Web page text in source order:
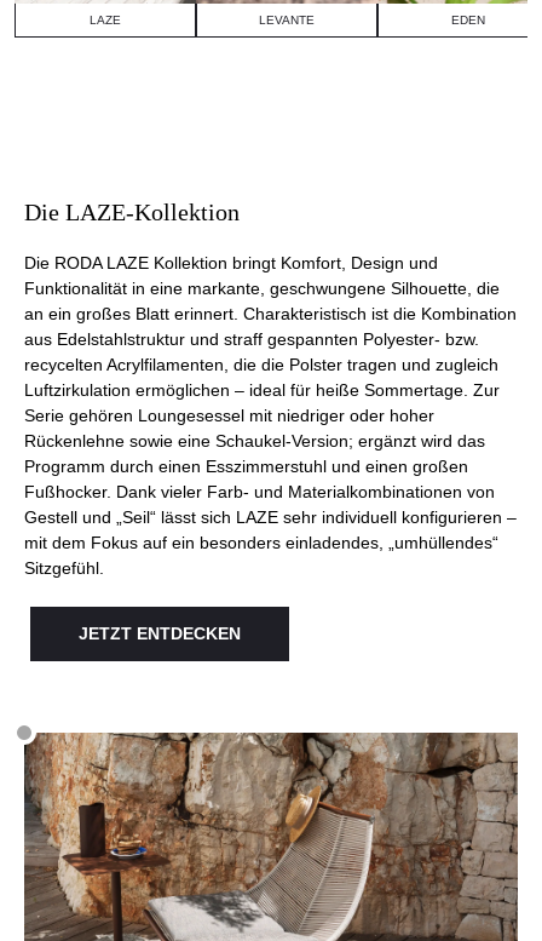
LAZE LEVANTE EDEN
Die LAZE-Kollektion
Die RODA LAZE Kollektion bringt Komfort, Design und
Funktionalität in eine markante, geschwungene Silhouette, die
an ein großes Blatt erinnert. Charakteristisch ist die Kombination
aus Edelstahlstruktur und straff gespannten Polyester- bzw.
recycelten Acrylfilamenten, die die Polster tragen und zugleich
Luftzirkulation ermöglichen – ideal für heiße Sommertage. Zur
Serie gehören Loungesessel mit niedriger oder hoher
Rückenlehne sowie eine Schaukel-Version; ergänzt wird das
Programm durch einen Esszimmerstuhl und einen großen
Fußhocker. Dank vieler Farb- und Materialkombinationen von
Gestell und „Seil“ lässt sich LAZE sehr individuell konfigurieren –
mit dem Fokus auf ein besonders einladendes, „umhüllendes“
Sitzgefühl.
JETZT ENTDECKEN